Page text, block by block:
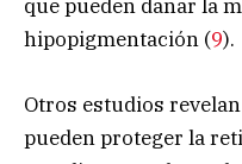
que pueden dañar la
hipopigmentación (9).
Otros estudios
pueden proteger la